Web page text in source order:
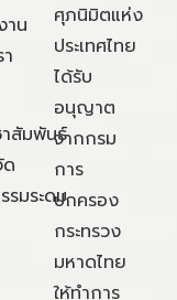
าน
าสัมพันธ์
ด
รมระดม
ศุภนิมิตแห่ง
ประเทศไทย
ได้รับ
อนุญาต
จากกรม
การ
ปกครอง
กระทรวง
มหาดไทย
ให้ทำการ